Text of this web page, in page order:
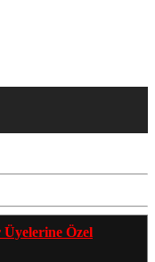
Katılmak İçin